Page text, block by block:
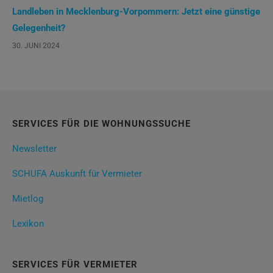
Landleben in Mecklenburg-Vorpommern: Jetzt eine günstige
Gelegenheit?
30. JUNI 2024
SERVICES FÜR DIE WOHNUNGSSUCHE
Newsletter
SCHUFA Auskunft für Vermieter
Mietlog
Lexikon
SERVICES FÜR VERMIETER